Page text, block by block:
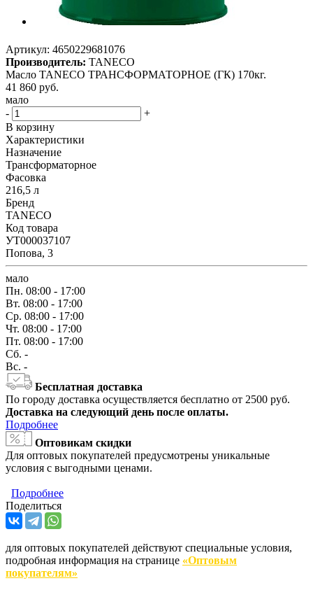
Артикул: 4650229681076
Производитель: TANECO
Масло TANECO ТРАНСФОРМАТОРНОЕ (ГК) 170кг.
41 860 руб.
мало
-
+
В корзину
Характеристики
Назначение
Трансформаторное
Фасовка
216,5 л
Бренд
TANECO
Код товара
УТ000037107
Попова, 3
мало
Пн. 08:00 - 17:00
Вт. 08:00 - 17:00
Ср. 08:00 - 17:00
Чт. 08:00 - 17:00
Пт. 08:00 - 17:00
Сб. -
Вс. -
Бесплатная доставка
По городу доставка осуществляется бесплатно от 2500 руб.
Доставка на следующий день после оплаты.
Подробнее
Оптовикам скидки
Для оптовых покупателей предусмотрены уникальные
условия с выгодными ценами.
Подробнее
Поделиться
для оптовых покупателей действуют специальные условия,
подробная информация на странице «Оптовым
покупателям»